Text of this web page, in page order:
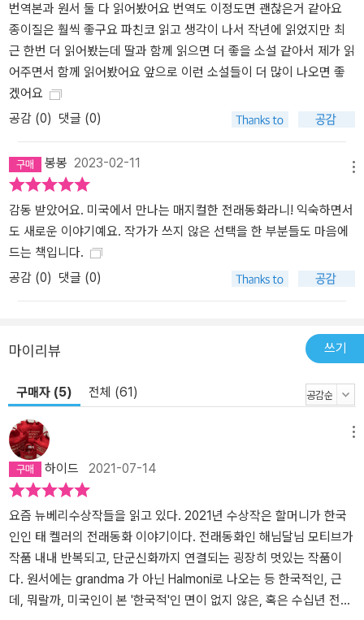
다. 할머니가 만들어 주시던 것처럼 완벽하게 만들지 못한 떡도 충분
히 맛있을 수 있다는 것을 깨닫는다. 이번 작품이 흥미로운 점은 릴리
가 소중한 것을 스스로 깨뜨림으로써 진일보한다는 사실이다. 깨지기
쉬운 것들을 지키기 위해 안간힘을 쓰던 아이는 스스로 깨뜨리는 쪽
을 선택하면서, 자유롭고 해방된 존재, 무한한 가능성의 존재로 다시
태어난다. § 나는 초록색 유리 단지를 집어 던지고, 벽에 부딪힌 그 병
은 폭발한다. 언니가 비명을 지른다. “뭐 하는 거야?” 그런데 말이다,
깨뜨리는 기분이 나쁘지 않다. 그냥, 도저히 다 견딜 수가 없다. 그 모
든 희망과 두려움과 강인함과 힘. 그 모든 이야기와 대가와 불확실함.
내 안에 넣고 꽉 닫아 두기에는 너무 많다. 이번에는 길고 가느다란 단
지를 집어 들어 벽에다 던진다. 그것이 깨어지는 걸 후련한 기분으로
바라본다. _본문 282쪽 ■ ‘이야기의 힘’에 관한 이야기: “어떤 이야
기는 갇혀 있기를 거부한다.” 오래전 한국에 살 때 릴리의 할머니가
서 호랑이 잠들 때까지 기다렸어. 호랑이들 코 고는 소리에 땅 흔들릴
때까지. 그리고 내가 그 별들, 그 나쁜 이야기들을 주먹으로 쥐어서 유
금살금, 가만가만, 조용조용 동굴 떠났어. 그런데 이런 생각 들었어.
‘더 조심해야 돼. 호랑이들이 절대 못 쫓아오게 해야 돼.’ 그래서 숲속
에서 바위를 하나씩 가지고 와서 동굴 입구에 쌓았어. 벽 만들었어, 크
고 무거운 벽. 호랑이들이 그 벽 안에 갇혔어. (…) 나는 ‘나쁜 이야기
이제 싫어. 더는 싫어. 다시는 안 들어.’ 하고 생각했어. 그래서 달아났
에 갔어. 슬픔이 못 쫓아오는 곳에 갔어.” _본문 63~64쪽 릴리의 할
머니는 한국에서 겪었던 일을 딸에게조차 말하지 못한다. 할머니의
과거에 관한 정보라고 해 봤자, 김해에서 자신의 할머니(릴리의 고조
할머니)와 단둘이 살았고, 미국으로 떠난 엄마(릴리의 증조할머니)를
찾아 미국으로 건너왔고, 결국 엄마를 만나지 못한 것으로 추정된다
번역본과 원서 둘 다 읽어봤어요 번역도 이정도면 괜찮은거 같아요
종이질은 훨씩 좋구요 파친코 읽고 생각이 나서 작년에 읽었지만 최
근 한번 더 읽어봤는데 딸과 함께 읽으면 더 좋을 소설 같아서 제가 읽
어주면서 함께 읽어봤어요 앞으로 이런 소설들이 더 많이 나오면 좋
겠어요
공감 (0) 댓글 (0)
봉봉 2023-02-11
감동 받았어요. 미국에서 만나는 매지컬한 전래동화라니! 익숙하면서
도 새로운 이야기예요. 작가가 쓰지 않은 선택을 한 부분들도 마음에
드는 책입니다.
공감 (0) 댓글 (0)
마이리뷰 쓰기
구매자 (5) 전체 (61)
하이드 2021-07-14
요즘 뉴베리수상작들을 읽고 있다. 2021년 수상작은 할머니가 한국
인인 태 켈러의 전래동화 이야기이다. 전래동화인 해님달님 모티브가
작품 내내 반복되고, 단군신화까지 연결되는 굉장히 멋있는 작품이
다. 원서에는 grandma 가 아닌 Halmoni로 나오는 등 한국적인, 근
데, 뭐랄까, 미국인이 본 '한국적'인 면이 없지 않은, 혹은 수십년 전에